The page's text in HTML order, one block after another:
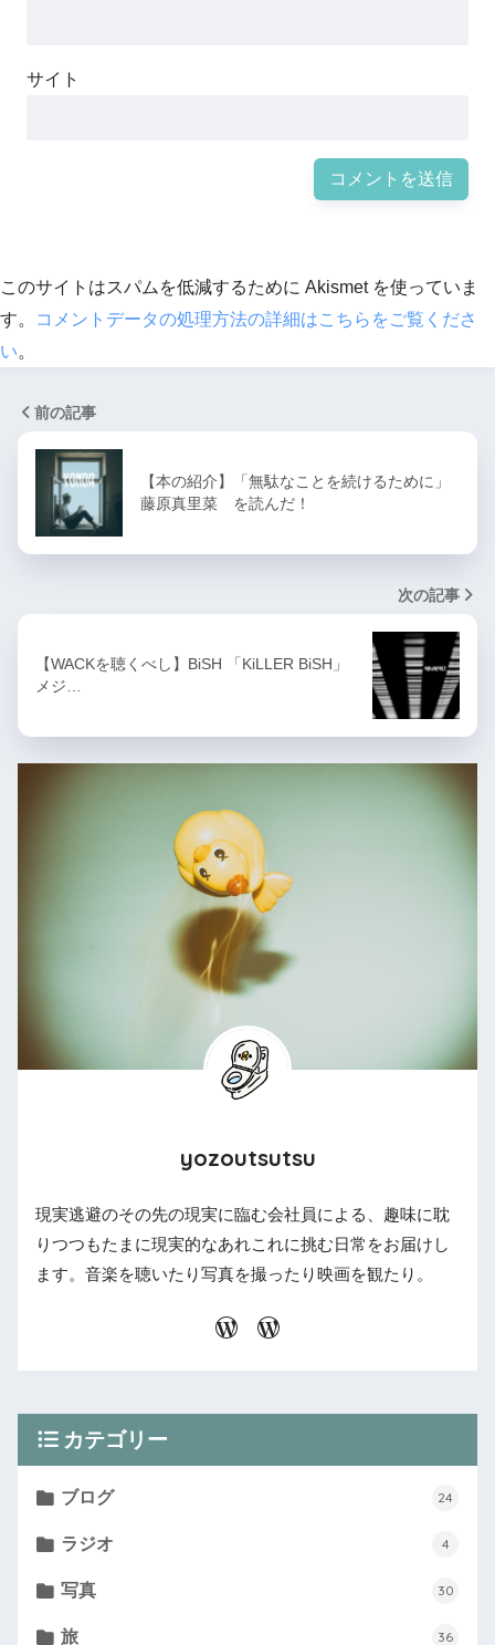
サイト
このサイトはスパムを低減するために Akismet を使っていま
す。
コメントデータの処理方法の詳細はこちらをご覧くださ
い。
前の記事
【本の紹介】「無駄なことを続けるために」
藤原真里菜 を読んだ！
次の記事
【WACKを聴くべし】BiSH 「KiLLER BiSH」
メジ…
yozoutsutsu
現実逃避のその先の現実に臨む会社員による、趣味に耽
りつつもたまに現実的なあれこれに挑む日常をお届けし
ます。音楽を聴いたり写真を撮ったり映画を観たり。
カテゴリー
ブログ 24
ラジオ 4
写真 30
旅 36